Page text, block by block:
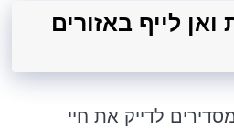
ואן לייף באזורים
לדייק את חיי